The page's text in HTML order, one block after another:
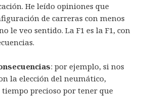
He leído opiniones que
de carreras con menos
le veo sentido. La F1 es la F1, con
: por ejemplo, si nos
la elección del neumático,
precioso por tener que